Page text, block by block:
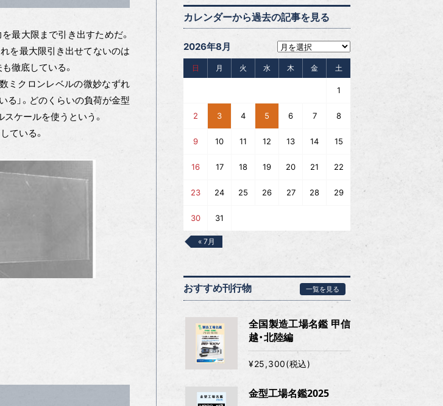
最大限まで引き出すためだ。
を最大限引き出せてないのは
徹底している。
ミクロンレベルの微妙なずれ
る」。どのくらいの負荷が金型
ケールを使うという。
ている。
カレンダーから過去の記事を見る
2026年8月
日 月 火 水 木 金 土
1
2 3 4 5 6 7 8
9 10 11 12 13 14 15
16 17 18 19 20 21 22
23 24 25 26 27 28 29
30 31
« 7月
おすすめ刊行物 一覧を見る
全国製造工場名鑑 甲信
越・北陸編
¥25,300(税込)
金型工場名鑑2025